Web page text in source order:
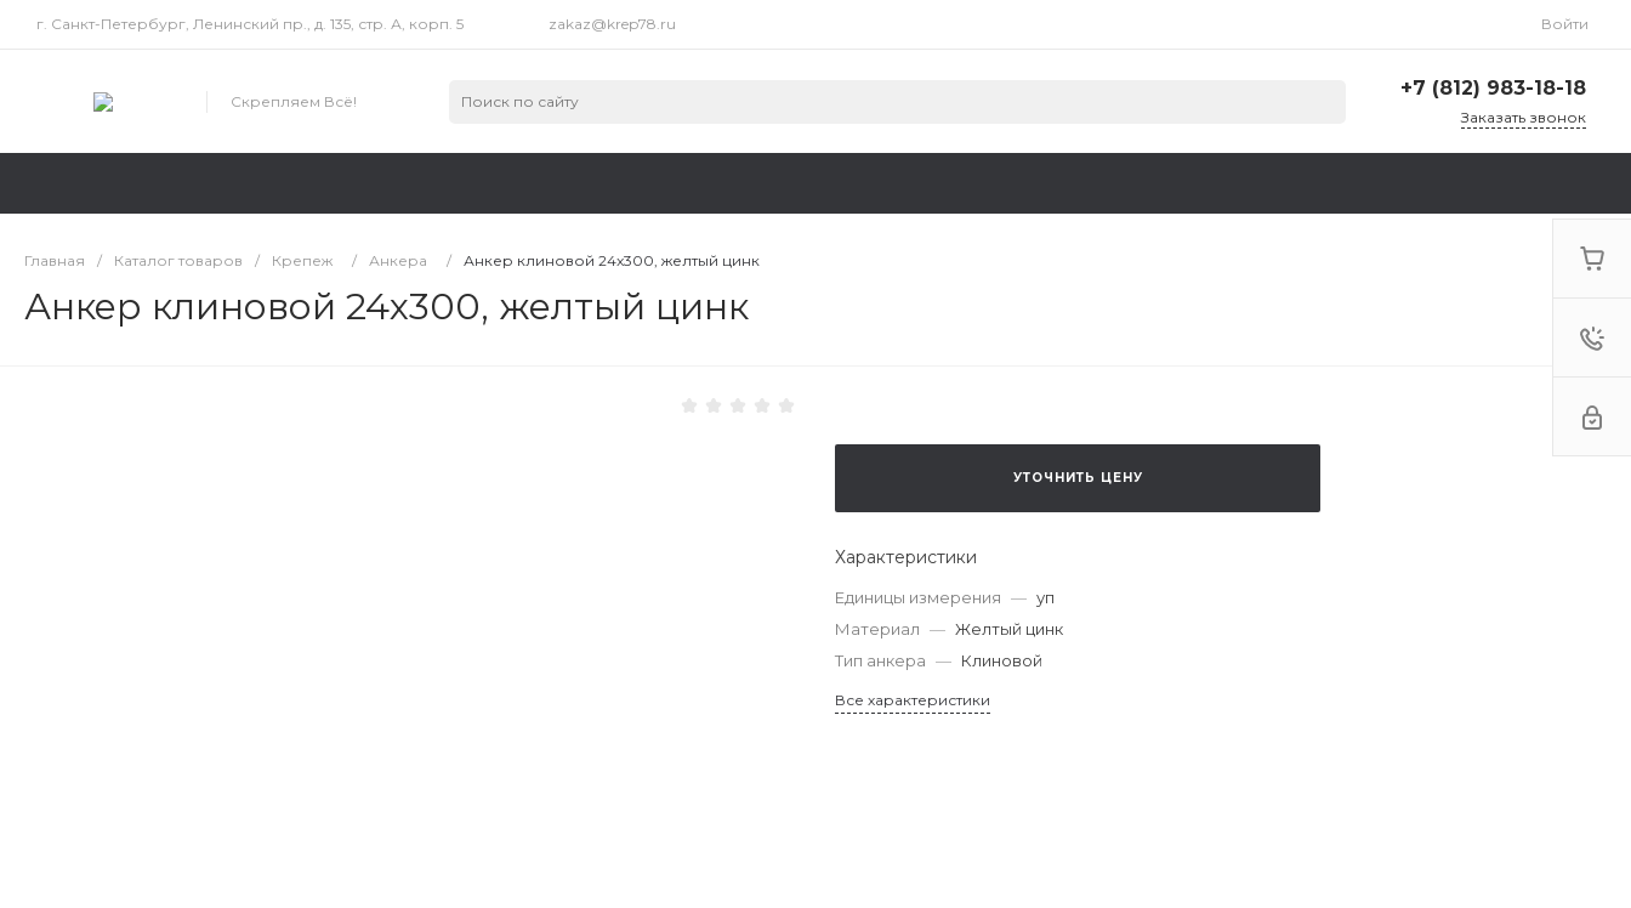
г. Санкт-Петербург, Ленинский пр., д. 135, стр. А, корп. 5 zakaz@krep78.ru Войти
Скрепляем Всё!
+7 (812) 983-18-18
Пн-Пт: 9:00-18:00 Cб-Вс:
Заказать звонок
Главная / Каталог товаров / Крепеж / Анкера / Анкер клиновой 24x300, желтый цинк
Анкер клиновой 24x300, желтый цинк
УТОЧНИТЬ ЦЕНУ
Характеристики
Единицы измерения — уп
Материал — Желтый цинк
Тип анкера — Клиновой
Все характеристики